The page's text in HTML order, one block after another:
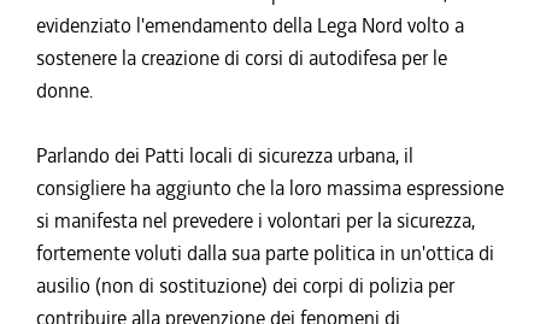
evidenziato l'emendamento della Lega Nord volto a
sostenere la creazione di corsi di autodifesa per le
donne.
Parlando dei Patti locali di sicurezza urbana, il
consigliere ha aggiunto che la loro massima espressione
si manifesta nel prevedere i volontari per la sicurezza,
fortemente voluti dalla sua parte politica in un'ottica di
ausilio (non di sostituzione) dei corpi di polizia per
contribuire alla prevenzione dei fenomeni di